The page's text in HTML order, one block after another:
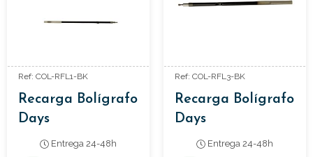
Ref: COL-RFL1-BK
Recarga Bolígrafo
Days
Entrega 24-48h
Ref: COL-RFL3-BK
Recarga Bolígrafo
Days
Entrega 24-48h